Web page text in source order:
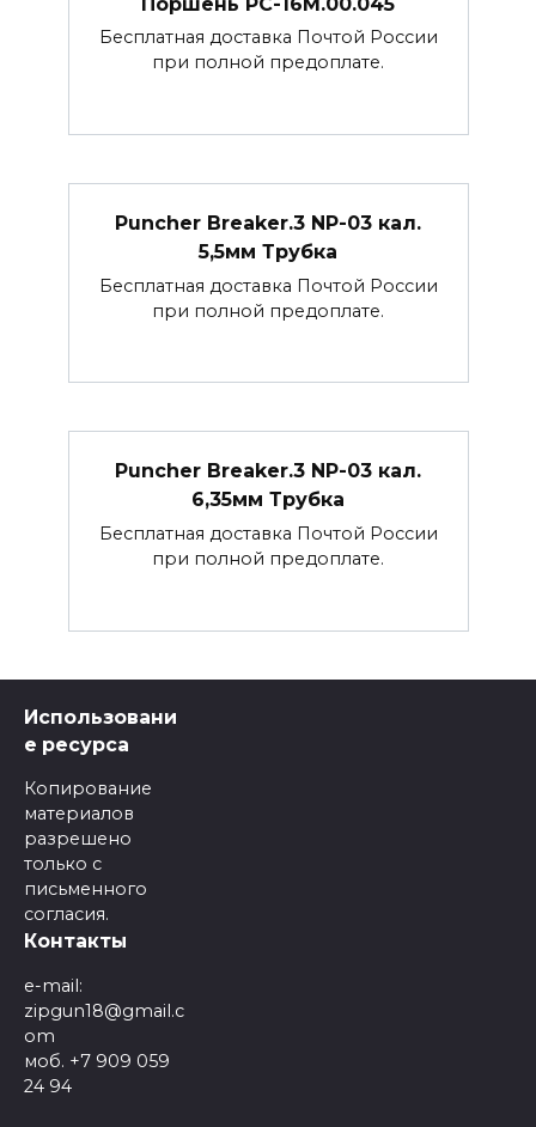
Бесплатная доставка Почтой России
при полной предоплате.
Puncher Breaker.3 NP-03 кал.
5,5мм Трубка
Бесплатная доставка Почтой России
при полной предоплате.
Puncher Breaker.3 NP-03 кал.
6,35мм Трубка
Бесплатная доставка Почтой России
при полной предоплате.
Использовани
е ресурса
Копирование
материалов
разрешено
только с
письменного
согласия.
Контакты
e-mail:
zipgun18@gmail.c
om
моб. +7 909 059
24 94